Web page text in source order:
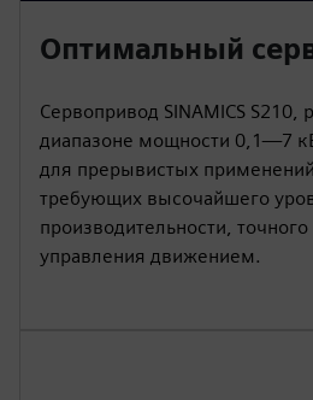
Оптимальный
Сервопривод SINAMICS S210,
диапазоне мощности 0,1—7
для прерывистых
требующих высочайшего
производительности,
управления движением.